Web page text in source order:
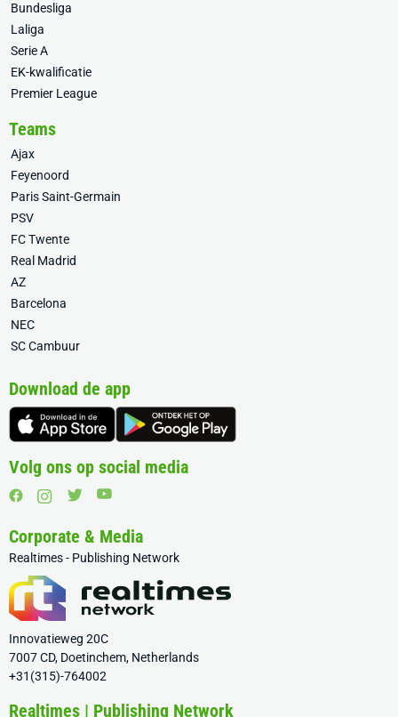
Bundesliga
Laliga
Serie A
EK-kwalificatie
Premier League
Teams
Ajax
Feyenoord
Paris Saint-Germain
PSV
FC Twente
Real Madrid
AZ
Barcelona
NEC
SC Cambuur
Download de app
Volg ons op social media
Corporate & Media
Realtimes - Publishing Network
Innovatieweg 20C
7007 CD, Doetinchem, Netherlands
+31(315)-764002
Realtimes | Publishing Network